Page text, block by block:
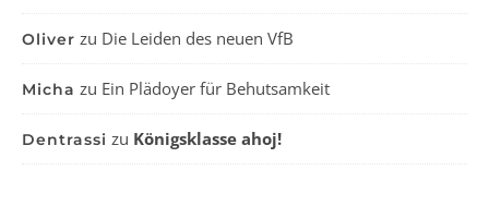
Oliver zu Die Leiden des neuen VfB
Micha zu Ein Plädoyer für Behutsamkeit
Dentrassi zu Königsklasse ahoj!